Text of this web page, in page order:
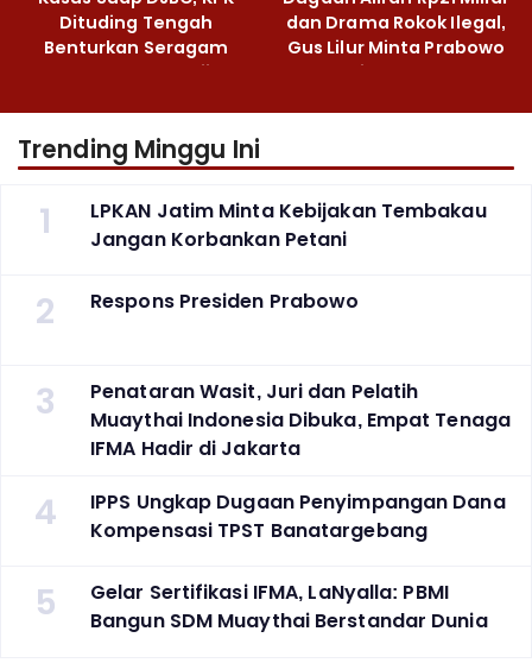
Dituding Tengah
Benturkan Seragam
Cokelat dengan Hijau
dan Drama Rokok Ilegal,
Gus Lilur Minta Prabowo
Bertindak Tegas
Trending Minggu Ini
1
LPKAN Jatim Minta Kebijakan Tembakau
Jangan Korbankan Petani
2 Respons Presiden Prabowo
3
Penataran Wasit, Juri dan Pelatih
Muaythai Indonesia Dibuka, Empat Tenaga
IFMA Hadir di Jakarta
4
IPPS Ungkap Dugaan Penyimpangan Dana
Kompensasi TPST Banatargebang
5
Gelar Sertifikasi IFMA, LaNyalla: PBMI
Bangun SDM Muaythai Berstandar Dunia